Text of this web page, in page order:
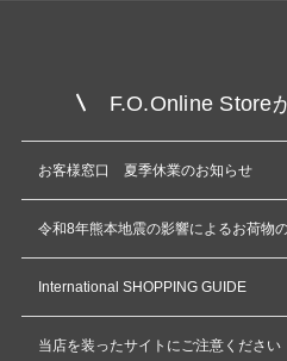
F.O.Online Store
お客様窓口 夏季休業のお知らせ
令和8年熊本地震の影響によるお荷物
International SHOPPING GUIDE
当店を装ったサイトにご注意ください